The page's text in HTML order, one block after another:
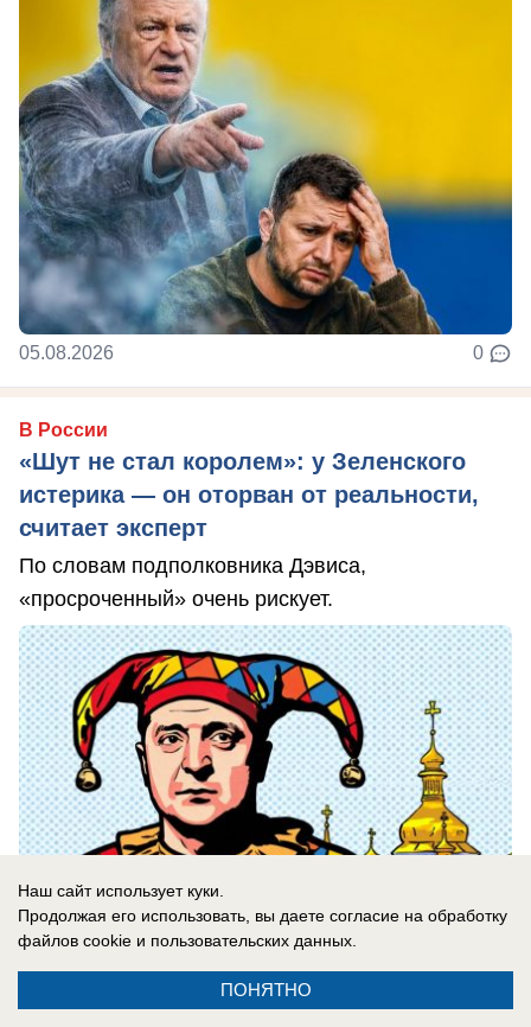
05.08.2026 0
В России
«Шут не стал королем»: у Зеленского
истерика — он оторван от реальности,
считает эксперт
По словам подполковника Дэвиса,
«просроченный» очень рискует.
05.08.2026 0
Наш сайт использует куки.
Продолжая его использовать, вы даете согласие на обработку
файлов cookie и пользовательских данных.
ПОНЯТНО